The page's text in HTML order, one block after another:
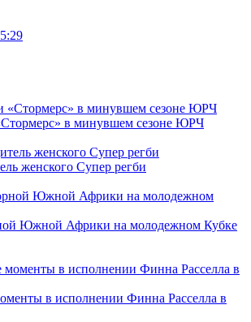
в минувшем сезоне ЮРЧ
женского Супер регби
Южной Африки на молодежном Кубке
в исполнении Финна Расселла в